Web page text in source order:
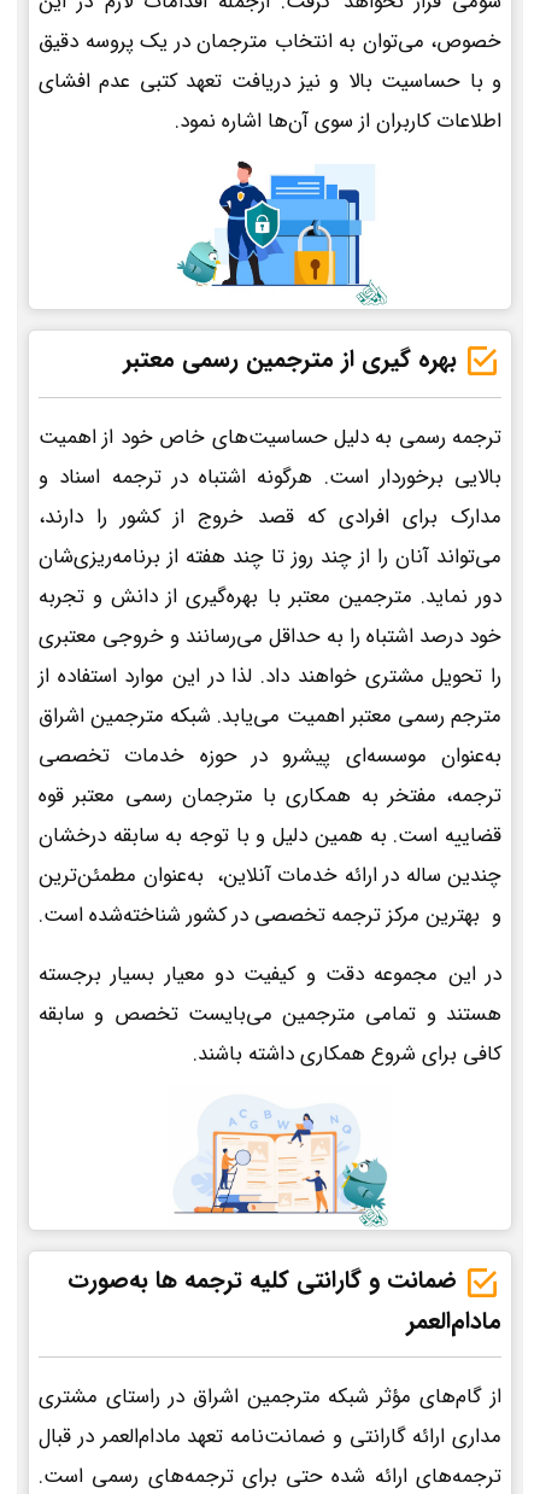
خصوص، می‌توان به انتخاب مترجمان در یک پروسه دقیق
و با حساسیت بالا و نیز دریافت تعهد کتبی عدم افشای
اطلاعات کاربران از سوی آن‌ها اشاره نمود.
بهره گیری از مترجمین رسمی معتبر
ترجمه رسمی به دلیل حساسیت‌های خاص خود از اهمیت
بالایی برخوردار است. هرگونه اشتباه در ترجمه اسناد و
مدارک برای افرادی که قصد خروج از کشور را دارند،
می‌تواند آنان را از چند روز تا چند هفته از برنامه‌ریزی‌شان
دور نماید. مترجمین معتبر با بهره‌گیری از دانش و تجربه
خود درصد اشتباه را به حداقل می‌رسانند و خروجی معتبری
را تحویل مشتری خواهند داد. لذا در این موارد استفاده از
مترجم رسمی معتبر اهمیت می‌یابد. شبکه مترجمین اشراق
به‌عنوان موسسه‌ای پیشرو در حوزه خدمات تخصصی
ترجمه، مفتخر به همکاری با مترجمان رسمی معتبر قوه
قضاییه است. به همین دلیل و با توجه به سابقه درخشان
چندین ساله در ارائه خدمات آنلاین، به‌عنوان مطمئن‌ترین
و بهترین مرکز ترجمه تخصصی در کشور شناخته‌شده است.
در این مجموعه دقت و کیفیت دو معیار بسیار برجسته
هستند و تمامی مترجمین می‌بایست تخصص و سابقه
کافی برای شروع همکاری داشته باشند.
ضمانت و گارانتی کلیه ترجمه ها به‌صورت
مادام‌العمر
از گام‌های مؤثر شبکه مترجمین اشراق در راستای مشتری
مداری ارائه گارانتی و ضمانت‌نامه تعهد مادام‌العمر در قبال
ترجمه‌های ارائه شده حتی برای ترجمه‌های رسمی است.